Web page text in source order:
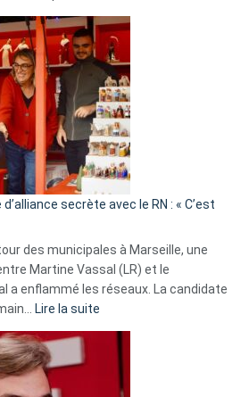
Algérie
secrète avec le RN : « C’est
des municipales à Marseille, une
Martine Vassal (LR) et le
a enflammé les réseaux. La candidate
Lire la suite
d’alliance